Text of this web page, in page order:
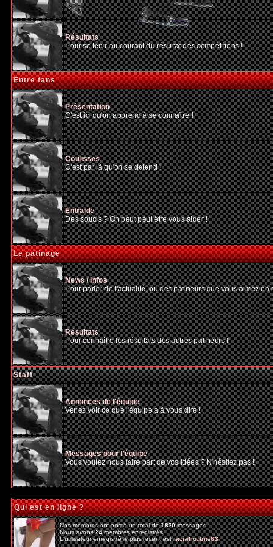
Résultats
Pour se tenir au courant du résultat des compétitions !
Entre fans
Présentation
C'est ici qu'on apprend à se connaître !
Coulisses
C'est par là qu'on se detend !
Entraide
Des soucis ? On peut peut être vous aider !
Le patinage
News / Infos
Pour parler de l'actualité, ou des patineurs que vous aimez
Résultats
Pour connaître les résultats des autres patineurs !
Staff
Annonces de l'équipe
Venez voir ce que l'équipe a à vous dire !
Messages pour l'équipe
Vous voulez nous faire part de vos idées ? N'hésitez pas !
Qui est en ligne ?
Nos membres ont posté un total de1820messages
Nous avons24membres enregistrés
L'utilisateur enregistré le plus récent estracialroutine63